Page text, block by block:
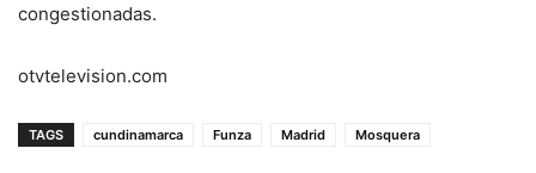
congestionadas.
otvtelevision.com
TAGS cundinamarca Funza Madrid Mosquera